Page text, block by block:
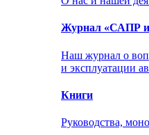
Журнал «САПР и
Наш журнал о
и эксплуатации
Книги
Руководства,